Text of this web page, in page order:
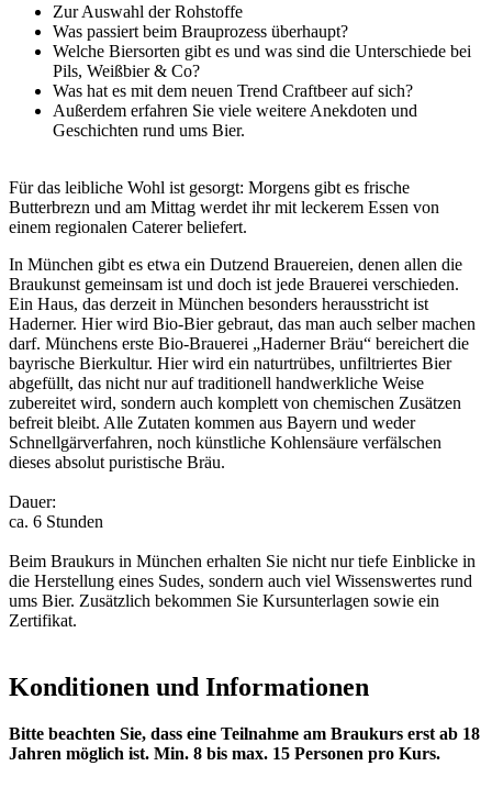
Zur Auswahl der Rohstoffe
Was passiert beim Brauprozess überhaupt?
Welche Biersorten gibt es und was sind die Unterschiede bei
Pils, Weißbier & Co?
Was hat es mit dem neuen Trend Craftbeer auf sich?
Außerdem erfahren Sie viele weitere Anekdoten und
Geschichten rund ums Bier.
Für das leibliche Wohl ist gesorgt: Morgens gibt es frische
Butterbrezn und am Mittag werdet ihr mit leckerem Essen von
einem regionalen Caterer beliefert.
In München gibt es etwa ein Dutzend Brauereien, denen allen die
Braukunst gemeinsam ist und doch ist jede Brauerei verschieden.
Ein Haus, das derzeit in München besonders herausstricht ist
Haderner. Hier wird Bio-Bier gebraut, das man auch selber machen
darf. Münchens erste Bio-Brauerei „Haderner Bräu“ bereichert die
bayrische Bierkultur. Hier wird ein naturtrübes, unfiltriertes Bier
abgefüllt, das nicht nur auf traditionell handwerkliche Weise
zubereitet wird, sondern auch komplett von chemischen Zusätzen
befreit bleibt. Alle Zutaten kommen aus Bayern und weder
Schnellgärverfahren, noch künstliche Kohlensäure verfälschen
dieses absolut puristische Bräu.
Dauer:
ca. 6 Stunden
Beim Braukurs in München erhalten Sie nicht nur tiefe Einblicke in
die Herstellung eines Sudes, sondern auch viel Wissenswertes rund
ums Bier. Zusätzlich bekommen Sie Kursunterlagen sowie ein
Zertifikat.
Konditionen und Informationen
Bitte beachten Sie, dass eine Teilnahme am Braukurs erst ab 18
Jahren möglich ist. Min. 8 bis max. 15 Personen pro Kurs.